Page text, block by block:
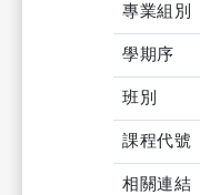
專業組別
學期序
班別
課程代號
相關連結